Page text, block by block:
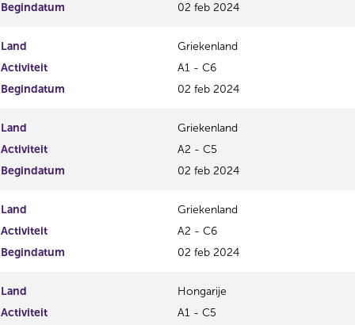
Begindatum
02 feb 2024
Land
Griekenland
Activiteit
A1 - C6
Begindatum
02 feb 2024
Land
Griekenland
Activiteit
A2 - C5
Begindatum
02 feb 2024
Land
Griekenland
Activiteit
A2 - C6
Begindatum
02 feb 2024
Land
Hongarije
Activiteit
A1 - C5